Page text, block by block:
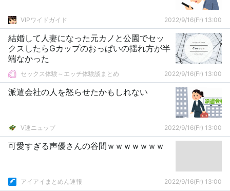
VIPワイドガイド 2022/9/16(Fr) 13:00
結婚して人妻になった元カノと公園でセッ
クスしたらGカップのおっぱいの揺れ方が半
端なかった
セックス体験～エッチ体験談まとめ 2022/9/16(Fr) 13:00
派遣会社の人を怒らせたかもしれない
V速ニュップ 2022/9/16(Fr) 13:00
可愛すぎる声優さんの谷間ｗｗｗｗｗｗｗ
アイアイまとめん速報 2022/9/16(Fr) 13:00